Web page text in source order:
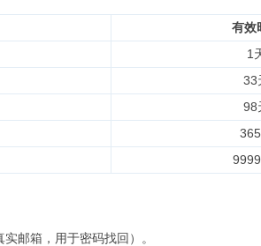
有效
1
33
98
实邮箱，用于密码找回）。